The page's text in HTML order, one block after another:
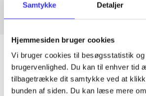
Samtykke Detaljer
Hjemmesiden bruger cookies
Vi bruger cookies til besøgsstatistik
brugervenlighed. Du kan til enhver tid
tilbagetrække dit samtykke ved at
bunden af siden. Du kan læse mere
Artikler